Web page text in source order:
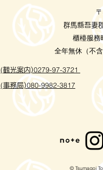
群馬縣吾妻
櫃檯服務
全年無休（不
(観光案内)0279-97-3721
(事務局)080-9982-3817
© Tsumagoi